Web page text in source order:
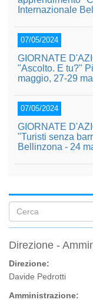
Internazionale
07/05/2024
GIORNATE
"Ascolto. E tu?"
maggio, 27-29
07/05/2024
GIORNATE
"Turisti senza
Bellinzona - 24
Form
di
ricerca
Direzione -
Direzione:
Davide Pedrotti
Amministrazione: